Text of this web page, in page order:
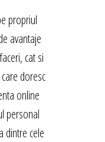
propriul
avantaje
cat si
doresc
online
personal
dintre cele